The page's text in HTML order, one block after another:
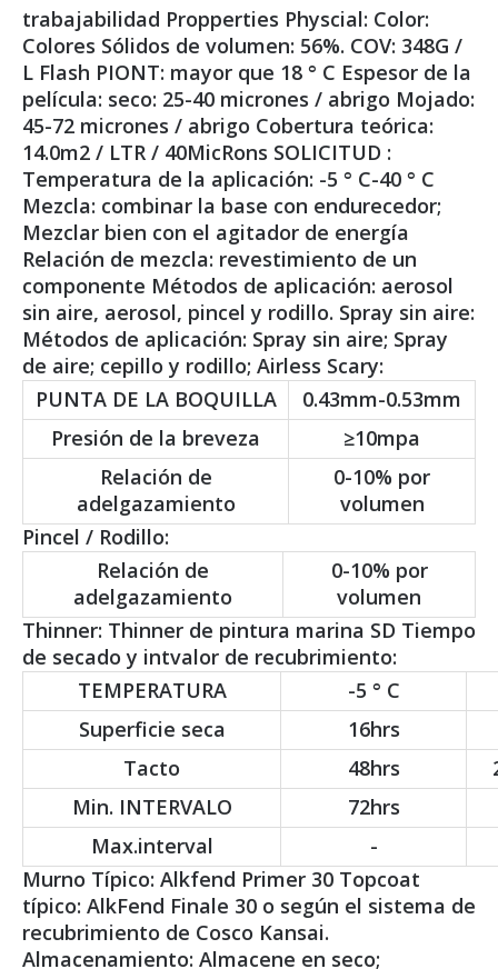
trabajabilidad Propperties Physcial: Color:
Colores Sólidos de volumen: 56%. COV: 348G /
L Flash PIONT: mayor que 18 ° C Espesor de la
película: seco: 25-40 micrones / abrigo Mojado:
45-72 micrones / abrigo Cobertura teórica:
14.0m2 / LTR / 40MicRons SOLICITUD :
Temperatura de la aplicación: -5 ° C-40 ° C
Mezcla: combinar la base con endurecedor;
Mezclar bien con el agitador de energía
Relación de mezcla: revestimiento de un
componente Métodos de aplicación: aerosol
sin aire, aerosol, pincel y rodillo. Spray sin aire:
Métodos de aplicación: Spray sin aire; Spray
de aire; cepillo y rodillo; Airless Scary:
PUNTA DE LA BOQUILLA
0.43mm-0.53mm
Presión de la breveza
≥10mpa
Relación de
adelgazamiento
0-10% por
volumen
Pincel / Rodillo:
Relación de
adelgazamiento
0-10% por
volumen
Thinner: Thinner de pintura marina SD Tiempo
de secado y intvalor de recubrimiento:
TEMPERATURA
-5 ° C
Superficie seca
16hrs
Tacto
48hrs
Min. INTERVALO
72hrs
Max.interval
-
Murno Típico: Alkfend Primer 30 Topcoat
típico: AlkFend Finale 30 o según el sistema de
recubrimiento de Cosco Kansai.
Almacenamiento: Almacene en seco;